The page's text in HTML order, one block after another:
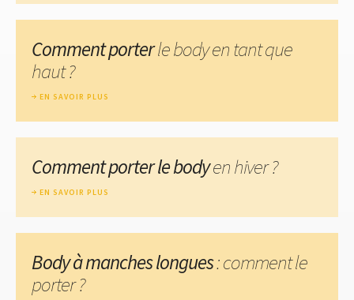
Comment porterle body en tant que
haut ?
EN SAVOIR PLUS
Comment porter le bodyen hiver ?
EN SAVOIR PLUS
Body à manches longues: comment le
porter ?